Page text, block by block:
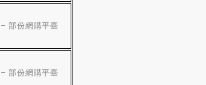
–部份網購平臺
–部份網購平臺